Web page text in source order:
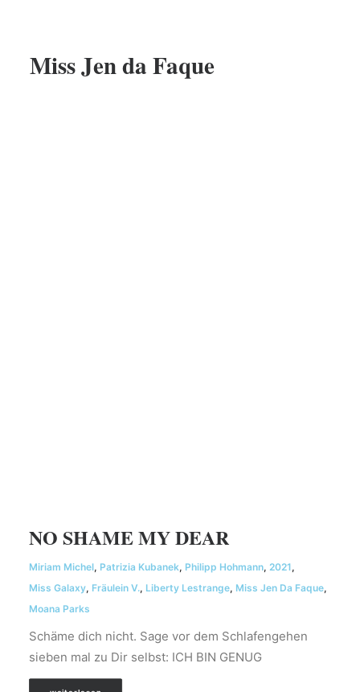
Miss Jen da Faque
NO SHAME MY DEAR
Miriam Michel, Patrizia Kubanek, Philipp Hohmann, 2021,
Miss Galaxy, Fräulein V., Liberty Lestrange, Miss Jen Da Faque,
Moana Parks
Schäme dich nicht. Sage vor dem Schlafengehen
sieben mal zu Dir selbst: ICH BIN GENUG